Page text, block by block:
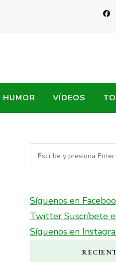
HUMOR VÍDEOS
¿Buscas
algo?
Síguenos en
Twitter Suscríbete
Síguenos en